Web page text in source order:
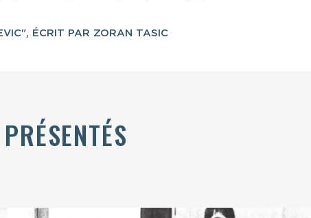
ÉCRIT PAR ZORAN TASIC